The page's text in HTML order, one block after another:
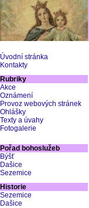
Úvodní stránka
Kontakty
Rubriky
Akce
Oznámení
Provoz webových stránek
Ohlášky
Texty a úvahy
Fotogalerie
Pořad bohoslužeb
Býšť
Dašice
Sezemice
Historie
Sezemice
Dašice